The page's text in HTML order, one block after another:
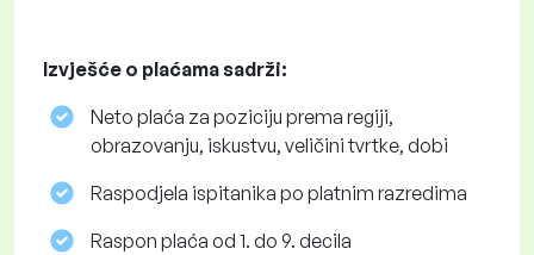
Izvješće o plaćama sadrži:
Neto plaća za poziciju prema regiji,
obrazovanju, iskustvu, veličini tvrtke, dobi
Raspodjela ispitanika po platnim razredima
Raspon plaća od 1. do 9. decila